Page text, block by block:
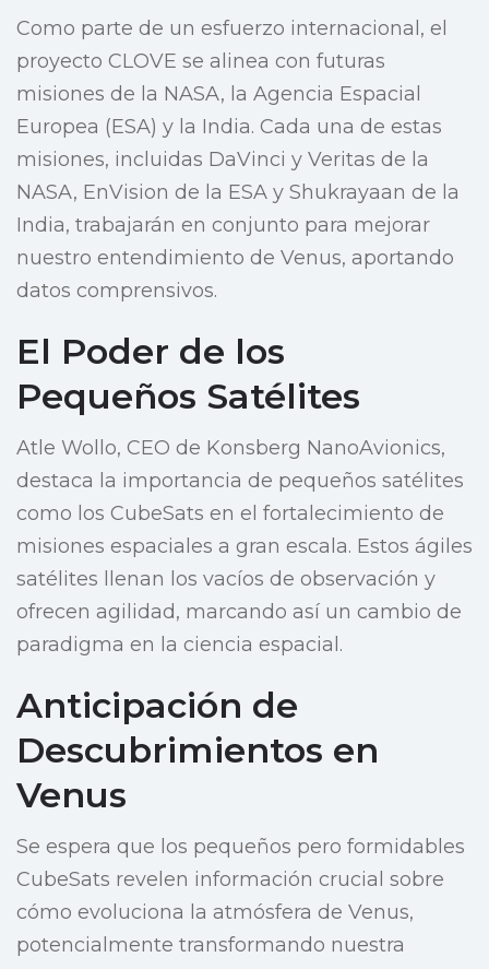
Como parte de un esfuerzo internacional, el
proyecto CLOVE se alinea con futuras
misiones de la NASA, la Agencia Espacial
Europea (ESA) y la India. Cada una de estas
misiones, incluidas DaVinci y Veritas de la
NASA, EnVision de la ESA y Shukrayaan de la
India, trabajarán en conjunto para mejorar
nuestro entendimiento de Venus, aportando
datos comprensivos.
El Poder de los
Pequeños Satélites
Atle Wollo, CEO de Konsberg NanoAvionics,
destaca la importancia de pequeños satélites
como los CubeSats en el fortalecimiento de
misiones espaciales a gran escala. Estos ágiles
satélites llenan los vacíos de observación y
ofrecen agilidad, marcando así un cambio de
paradigma en la ciencia espacial.
Anticipación de
Descubrimientos en
Venus
Se espera que los pequeños pero formidables
CubeSats revelen información crucial sobre
cómo evoluciona la atmósfera de Venus,
potencialmente transformando nuestra